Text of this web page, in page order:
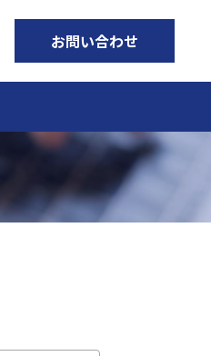
お問い合わせ